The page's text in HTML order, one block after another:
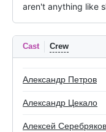
aren't anything like
Cast Crew
Александр Петров
Александр Цекало
Алексей Серебряков